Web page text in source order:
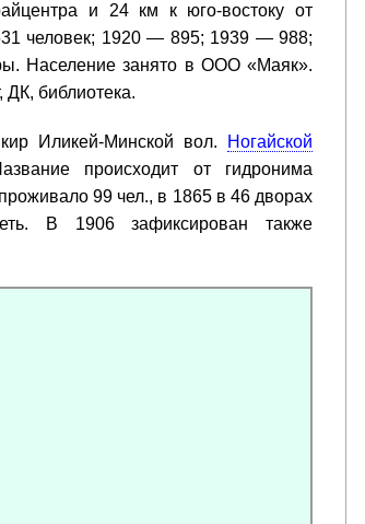
и 24 км к юго-востоку от
человек; 1920 — 895; 1939 — 988;
Население занято в ООО «Маяк».
ДК, библиотека.
Иликей-Минской вол.
Ногайской
происходит от гидронима
99 чел., в 1865 в 46 дворах
В 1906 зафиксирован также